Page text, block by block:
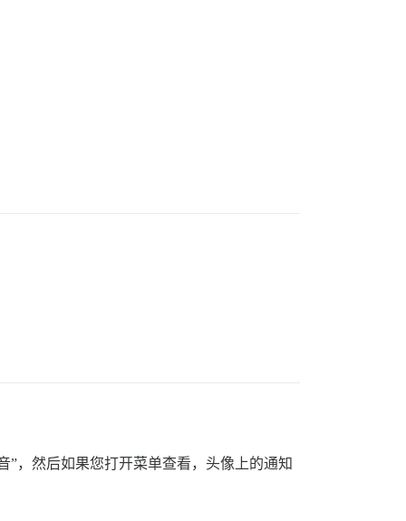
，然后如果您打开菜单查看，头像上的通知